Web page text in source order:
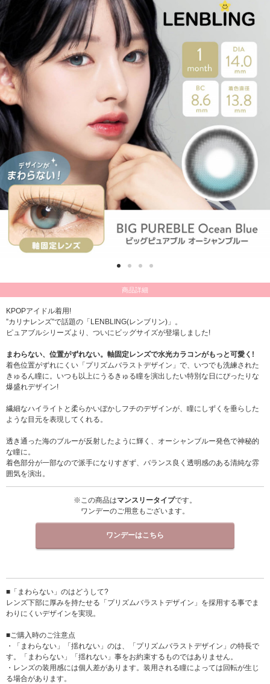
商品詳細
KPOPアイドル着用!
”カリナレンズ”で話題の「LENBLING(レンブリン)」。
ピュアブルシリーズより、ついにビッグサイズが登場しました!
まわらない、位置がずれない。軸固定レンズで水光カラコンがもっと可愛く!
着色位置がずれにくい「プリズムバラストデザイン」で、いつでも洗練された
きゅるん瞳に。いつも以上にうるきゅる瞳を演出したい特別な日にぴったりな
爆盛れデザイン!
繊細なハイライトと柔らかいぼかしフチのデザインが、瞳にしずくを垂らした
ような目元を表現してくれる。
透き通った海のブルーが反射したように輝く、オーシャンブルー発色で神秘的
な瞳に。
着色部分が一部なので派手になりすぎず、バランス良く透明感のある清純な雰
囲気を演出。
※この商品はマンスリータイプです。
ワンデーのご用意もございます。
ワンデーはこちら
■「まわらない」のはどうして?
レンズ下部に厚みを持たせる「プリズムバラストデザイン」を採用する事でま
わりにくいデザインを実現。
■ご購入時のご注意点
・「まわらない」「揺れない」のは、「プリズムバラストデザイン」の特長で
す。「まわらない」「揺れない」事をお約束するものではありません。
・レンズの装用感には個人差があります。装用される瞳によっては回転が生じ
る場合があります。